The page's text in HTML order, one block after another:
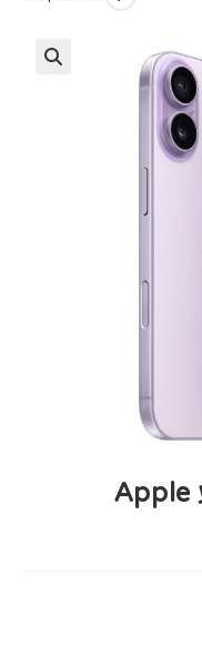
החלפת מסך LCD+מגע Apple